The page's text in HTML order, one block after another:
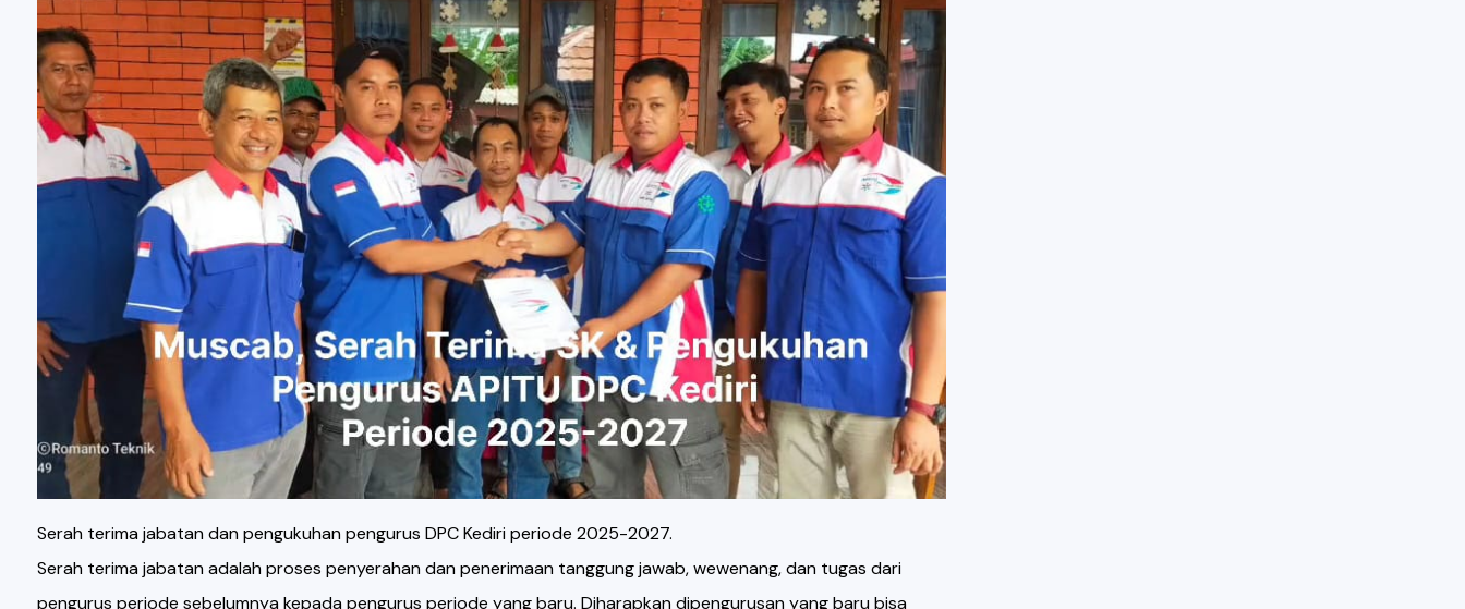
Serah terima jabatan dan pengukuhan pengurus DPC Kediri periode 2025-2027.
Serah terima jabatan adalah proses penyerahan dan penerimaan tanggung jawab, wewenang, dan tugas dari
pengurus periode sebelumnya kepada pengurus periode yang baru. Diharapkan dipengurusan yang baru bisa